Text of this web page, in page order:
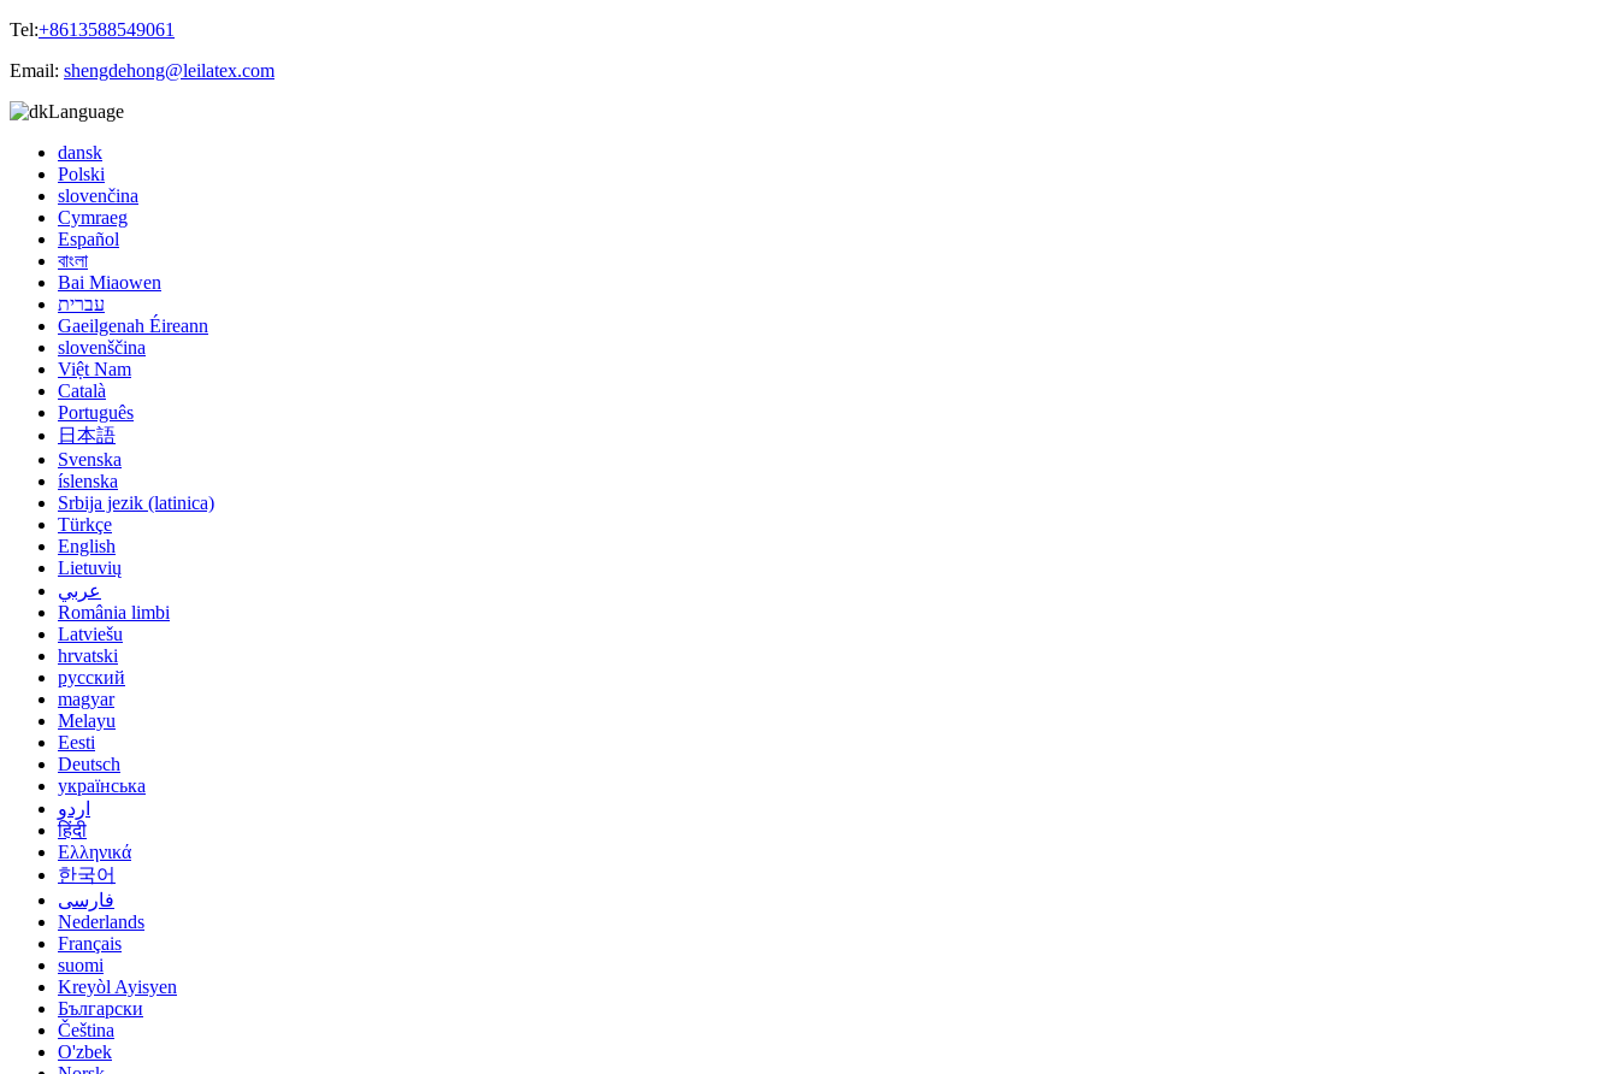
Tel:+8613588549061
Email: shengdehong@leilatex.com
Language
dansk
Polski
slovenčina
Cymraeg
Español
বাংলা
Bai Miaowen
עברית
Gaeilgenah Éireann
slovenščina
Việt Nam
Català
Português
日本語
Svenska
íslenska
Srbija jezik (latinica)
Türkçe
English
Lietuvių
عربي
România limbi
Latviešu
hrvatski
русский
magyar
Melayu
Eesti
Deutsch
українська
اردو
हिंदी
Ελληνικά
한국어
فارسی
Nederlands
Français
suomi
Kreyòl Ayisyen
Български
Čeština
O'zbek